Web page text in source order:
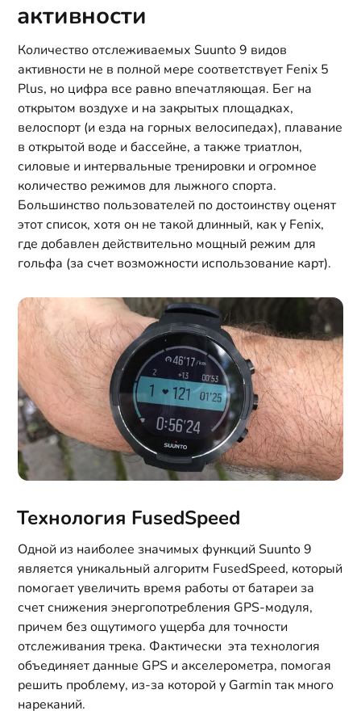
активности
Количество отслеживаемых Suunto 9 видов
активности не в полной мере соответствует Fenix 5
Plus, но цифра все равно впечатляющая. Бег на
открытом воздухе и на закрытых площадках,
велоспорт (и езда на горных велосипедах), плавание
в открытой воде и бассейне, а также триатлон,
силовые и интервальные тренировки и огромное
количество режимов для лыжного спорта.
Большинство пользователей по достоинству оценят
этот список, хотя он не такой длинный, как у Fenix,
где добавлен действительно мощный режим для
гольфа (за счет возможности использование карт).
Технология FusedSpeed
Одной из наиболее значимых функций Suunto 9
является уникальный алгоритм FusedSpeed, который
помогает увеличить время работы от батареи за
счет снижения энергопотребления GPS-модуля,
причем без ощутимого ущерба для точности
отслеживания трека. Фактически эта технология
объединяет данные GPS и акселерометра, помогая
решить проблему, из-за которой у Garmin так много
нареканий.